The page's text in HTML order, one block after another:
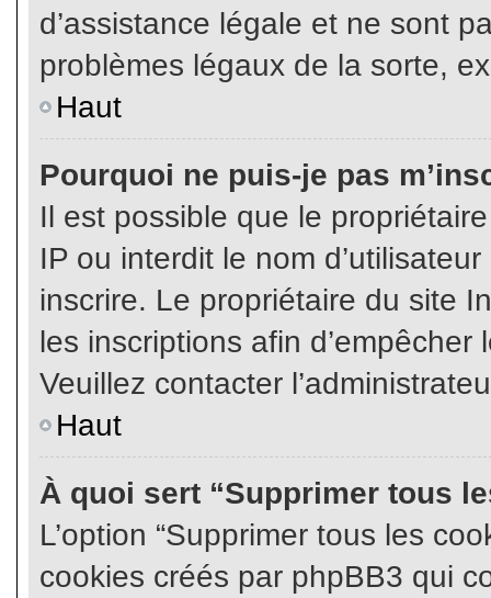
d’assistance légale et ne sont
problèmes légaux de la sorte,
Haut
Pourquoi ne puis-je pas
Il est possible que le
IP ou interdit le nom
inscrire. Le propriétaire du site
les inscriptions afin d’empêcher
Veuillez contacter
Haut
À quoi sert “Supprimer tous
L’option “Supprimer tous les
cookies créés par phpBB3 qui